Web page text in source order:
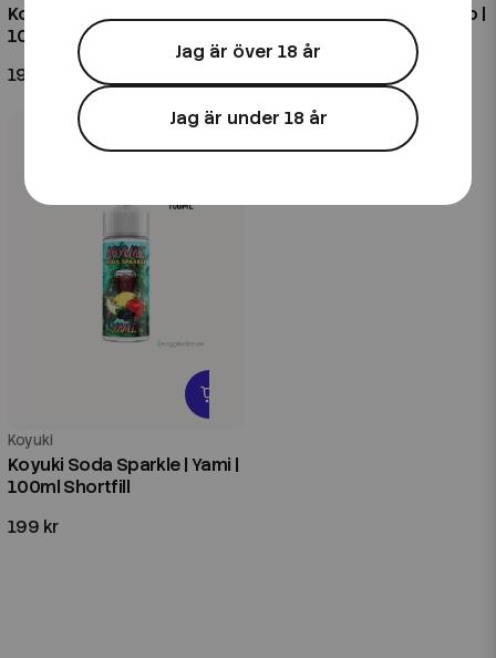
Koyuki Soda Sparkle | Yoshi |
100ml Shortfill
199 kr
Koyuki Salts Royal | Kamino |
Koyuki
Koyuki Soda Sparkle | Yami |
100ml Shortfill
199 kr
Jag är över 18 år
Jag är under 18 år